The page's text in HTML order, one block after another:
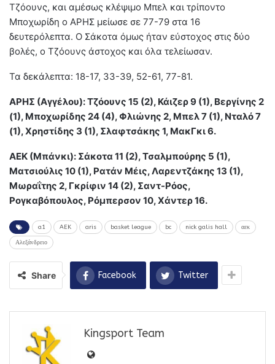
Τζόουνς, και αμέσως κλέψιμο Μπελ και τρίποντο
Μποχωρίδη ο ΑΡΗΣ μείωσε σε 77-79 στα 16
δευτερόλεπτα. Ο Σάκοτα όμως ήταν εύστοχος στις δύο
βολές, ο Τζόουνς άστοχος και όλα τελείωσαν.
Τα δεκάλεπτα: 18-17, 33-39, 52-61, 77-81.
ΑΡΗΣ (Αγγέλου): Τζόουνς 15 (2), Κάιζερ 9 (1), Βεργίνης 2
(1), Μποχωρίδης 24 (4), Φλιώνης 2, Μπελ 7 (1), Νταλό 7
(1), Χρηστίδης 3 (1), Σλαφτσάκης 1, ΜακΓκι 6.
ΑΕΚ (Μπάνκι): Σάκοτα 11 (2), Τσαλμπούρης 5 (1),
Ματσιούλις 10 (1), Ρατάν Μέις, Λαρεντζάκης 13 (1),
Μωραΐτης 2, Γκρίφιν 14 (2), Σαντ-Ρόος,
Ρογκαβόπουλος, Ρόμπερσον 10, Χάντερ 16.
a1 AEK aris basket league bc nick galis hall αεκ
Αλεξάνδρειο
Share Facebook Twitter
Kingsport Team